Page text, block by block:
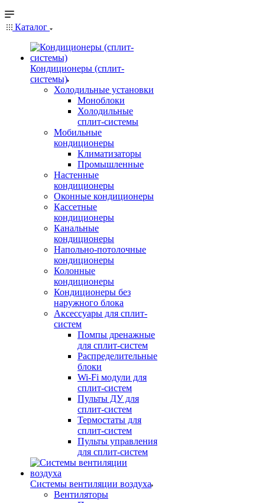
Каталог
Кондиционеры (сплит-
системы)
Холодильные установки
Моноблоки
Холодильные
сплит-системы
Мобильные
кондиционеры
Климатизаторы
Промышленные
Настенные
кондиционеры
Оконные кондиционеры
Кассетные
кондиционеры
Канальные
кондиционеры
Напольно-потолочные
кондиционеры
Колонные
кондиционеры
Кондиционеры без
наружного блока
Аксессуары для сплит-
систем
Помпы дренажные
для сплит-систем
Распределительные
блоки
Wi-Fi модули для
сплит-систем
Пульты ДУ для
сплит-систем
Термостаты для
сплит-систем
Пульты управления
для сплит-систем
Системы вентиляции воздуха
Вентиляторы